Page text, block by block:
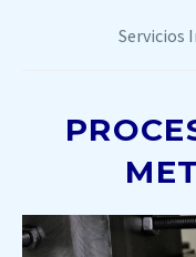
Servicios